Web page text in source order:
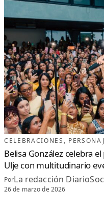
CELEBRACIONES,
Belisa González celebra
Ulje con multitudinario
PorLa redacción
26 de marzo de 2026